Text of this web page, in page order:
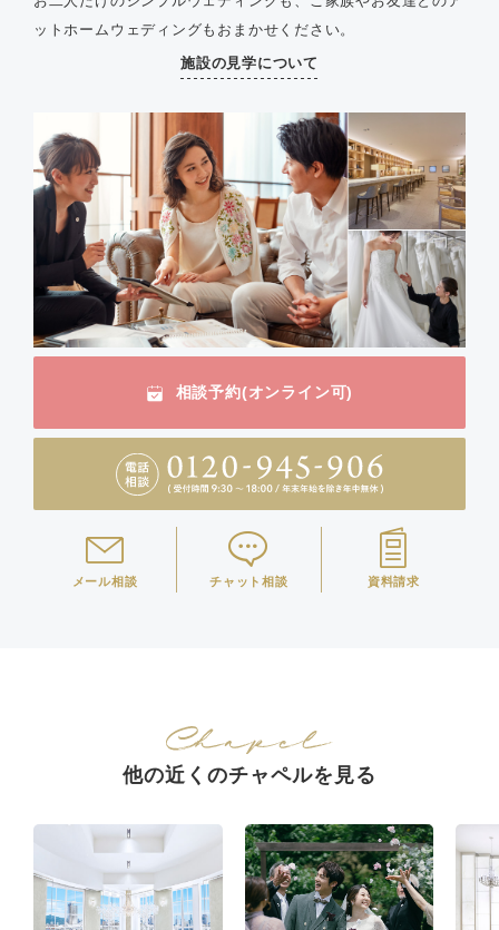
ットホームウェディングもおまかせください。
施設の見学について
相談予約(オンライン可)
メール相談 チャット相談 資料請求
他の近くのチャペルを見る